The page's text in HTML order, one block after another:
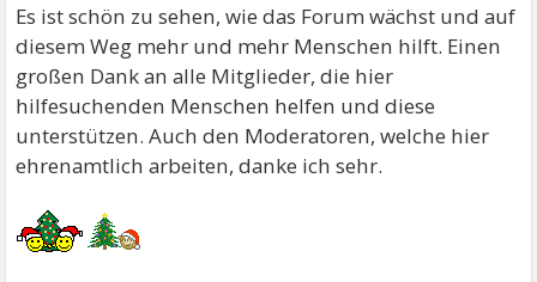
Es ist schön zu sehen, wie das Forum wächst und auf
diesem Weg mehr und mehr Menschen hilft. Einen
großen Dank an alle Mitglieder, die hier
hilfesuchenden Menschen helfen und diese
unterstützen. Auch den Moderatoren, welche hier
ehrenamtlich arbeiten, danke ich sehr.